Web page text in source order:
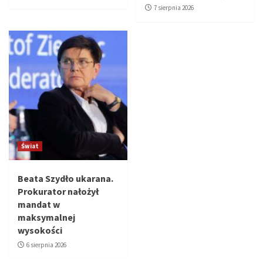
7 sierpnia 2026
Świat
Beata Szydło ukarana.
Prokurator nałożył
mandat w
maksymalnej
wysokości
6 sierpnia 2026